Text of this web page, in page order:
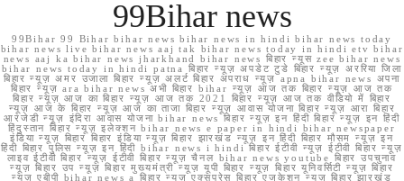
99Bihar news
99Bihar 99 Bihar bihar news bihar news in hindi bihar news today
bihar news live bihar news aaj tak bihar news today in hindi etv bihar
news aaj ka bihar news jharkhand bihar news बिहार न्यूस zee bihar news
bihar news today in hindi patna बिहार न्यूज़ अपडेट टुडे बिहार न्यूज़ अररिया जिला
बिहार न्यूज़ अमर उजाला बिहार न्यूज़ अलर्ट बिहार अपराध न्यूज़ apna bihar news अपना
बिहार न्यूज़ ara bihar news अभी बिहार bihar न्यूज़ आज तक बिहार न्यूज़ आज तक
बिहार न्यूज़ आज का बिहार न्यूज़ आज तक 2021 बिहार न्यूज़ आज तक वीडियो में बिहार
न्यूज़ आज के बिहार न्यूज़ आज का ताजा बिहार न्यूज़ आवास योजना बिहार न्यूज़ आरा बिहार
आरजेडी न्यूज़ इंदिरा आवास योजना bihar news बिहार न्यूज़ इन हिंदी बिहार न्यूज़ इन हिंदी
हिंदुस्तान बिहार न्यूज़ इलेक्शन bihar news e paper in hindi bihar newspaper
इंडिया न्यूज़ बिहार बिहार इंडिया न्यूज़ बिहार झारखंड न्यूज़ इन हिंदी बिहार मौसम न्यूज़ इन
हिंदी बिहार पुलिस न्यूज़ इन हिंदी bihar news i hindi बिहार ईटीवी न्यूज़ ईटीवी बिहार न्यूज़
लाइव ईटीवी बिहार न्यूज़ ईटीवी बिहार न्यूज़ चैनल bihar news youtube बिहार उपचुनाव
न्यूज़ बिहार उप न्यूज़ बिहार मुख्यमंत्री न्यूज़ यूपी बिहार न्यूज़ बिहार यूनिवर्सिटी न्यूज़ बिहार
न्यूज़ एबीपी bihar news a बिहार न्यूज़ एक्सप्रेस बिहार एजुकेशन न्यूज़ बिहार झारखंड